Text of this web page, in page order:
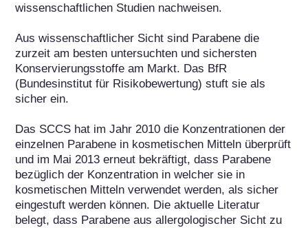
wissenschaftlichen Studien nachweisen.
Aus wissenschaftlicher Sicht sind Parabene die
zurzeit am besten untersuchten und sichersten
Konservierungsstoffe am Markt. Das BfR
(Bundesinstitut für Risikobewertung) stuft sie als
sicher ein.
Das SCCS hat im Jahr 2010 die Konzentrationen der
einzelnen Parabene in kosmetischen Mitteln überprüft
und im Mai 2013 erneut bekräftigt, dass Parabene
bezüglich der Konzentration in welcher sie in
kosmetischen Mitteln verwendet werden, als sicher
eingestuft werden können. Die aktuelle Literatur
belegt, dass Parabene aus allergologischer Sicht zu